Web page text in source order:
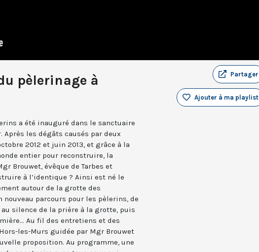
pèlerinage à
Partager
Ajouter à ma playlist
a été inauguré dans le sanctuaire
Après les dégâts causés par deux
2012 et juin 2013, et grâce à la
entier pour reconstruire, la
Brouwet, évêque de Tarbes et
à l’identique ? Ainsi est né le
autour de la grotte des
nouveau parcours pour les pèlerins, de
silence de la prière à la grotte, puis
Au fil des entretiens et des
les-Murs guidée par Mgr Brouwet
proposition. Au programme, une